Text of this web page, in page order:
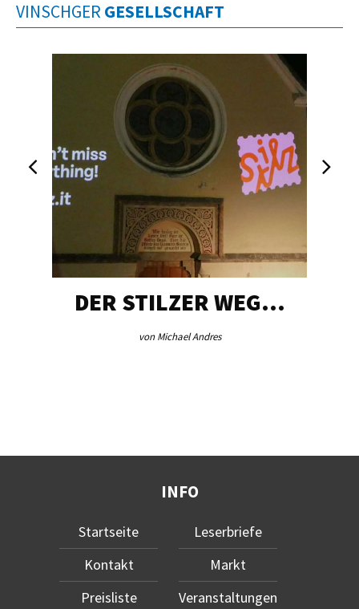
VINSCHGER GESELLSCHAFT
DER STILZER WEG…
von Michael Andres
INFO
Startseite
Kontakt
Preisliste
Leserbriefe
Markt
Veranstaltungen